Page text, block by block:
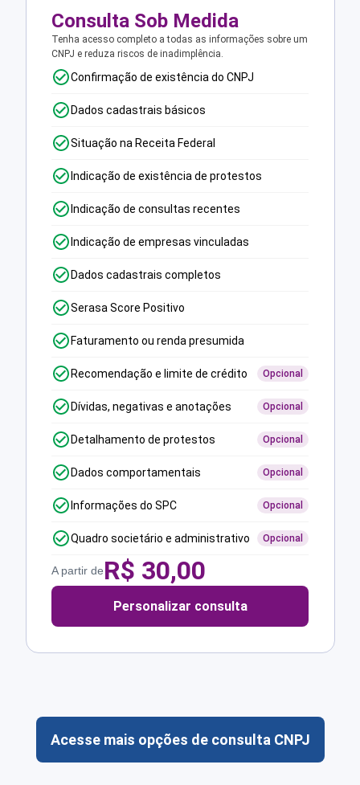
Consulta Sob Medida
Tenha acesso completo a todas as informações sobre um
CNPJ e reduza riscos de inadimplência.
Confirmação de existência do CNPJ
Dados cadastrais básicos
Situação na Receita Federal
Indicação de existência de protestos
Indicação de consultas recentes
Indicação de empresas vinculadas
Dados cadastrais completos
Serasa Score Positivo
Faturamento ou renda presumida
Recomendação e limite de crédito Opcional
Dívidas, negativas e anotações Opcional
Detalhamento de protestos Opcional
Dados comportamentais Opcional
Informações do SPC Opcional
Quadro societário e administrativo Opcional
A partir deR$ 30,00
Personalizar consulta
Acesse mais opções de consulta CNPJ